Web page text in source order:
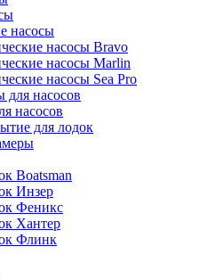
насосы
насосы Bravo
насосы Marlin
насосы Sea Pro
для насосов
насосов
для лодок
Boatsman
Инзер
Феникс
Хантер
Флинк